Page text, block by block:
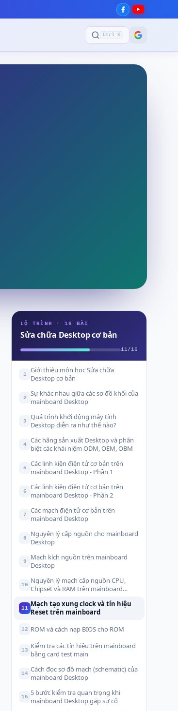
Ctrl K
LỘ TRÌNH · 16 BÀI
Sửa chữa Desktop cơ bản
11/16
1
Giới thiệu môn học Sửa chữa
Desktop cơ bản
2
Sự khác nhau giữa các sơ đồ khối của
mainboard Desktop
3
Quá trình khởi động máy tính
Desktop diễn ra như thế nào?
4
Các hãng sản xuất Desktop và phân
biệt các khái niệm ODM, OEM, OBM
5
Các linh kiện điện tử cơ bản trên
mainboard Desktop - Phần 1
6
Các linh kiện điện tử cơ bản trên
mainboard Desktop - Phần 2
7
Các mạch điện tử cơ bản trên
mainboard Desktop
8
Nguyên lý cấp nguồn cho mainboard
Desktop
9
Mạch kích nguồn trên mainboard
Desktop
10 Nguyên lý mạch cấp nguồn CPU,
Chipset và RAM trên mainboard
11 Mạch tạo xung clock và tín hiệu
Reset trên mainboard
12 ROM và cách nạp BIOS cho ROM
13 Kiểm tra các tín hiệu trên mainboard
bằng card test main
14 Cách đọc sơ đồ mạch (schematic) của
mainboard Desktop
15 5 bước kiểm tra quan trọng khi
mainboard Desktop gặp sự cố